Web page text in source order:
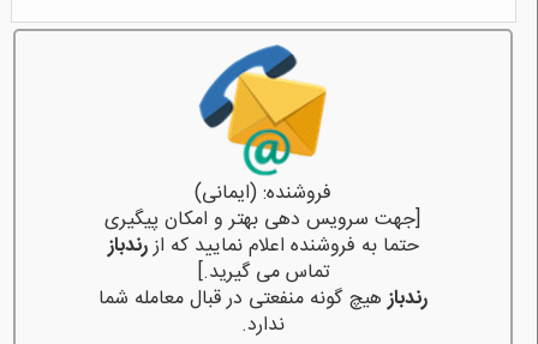
فروشنده: (ایمانی)
[جهت سرویس دهی بهتر و امکان پیگیری
حتما به فروشنده اعلام نمایید که ازرندباز
تماس می گیرید.]
رندبازهیچ گونه منفعتی در قبال معامله شما
ندارد.